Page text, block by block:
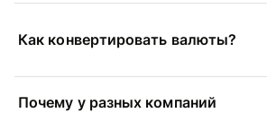
Как конвертировать валюты?
Почему у разных компаний